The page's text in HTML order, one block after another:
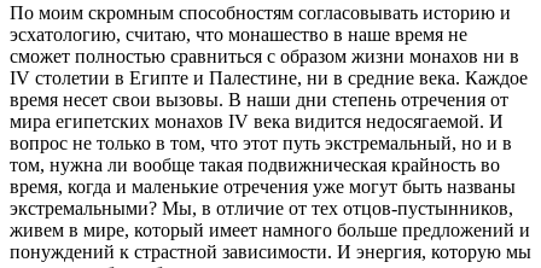
По моим скромным способностям согласовывать историю и
эсхатологию, считаю, что монашество в наше время не
сможет полностью сравниться с образом жизни монахов ни в
IV столетии в Египте и Палестине, ни в средние века. Каждое
время несет свои вызовы. В наши дни степень отречения от
мира египетских монахов IV века видится недосягаемой. И
вопрос не только в том, что этот путь экстремальный, но и в
том, нужна ли вообще такая подвижническая крайность во
время, когда и маленькие отречения уже могут быть названы
экстремальными? Мы, в отличие от тех отцов-пустынников,
живем в мире, который имеет намного больше предложений и
понуждений к страстной зависимости. И энергия, которую мы